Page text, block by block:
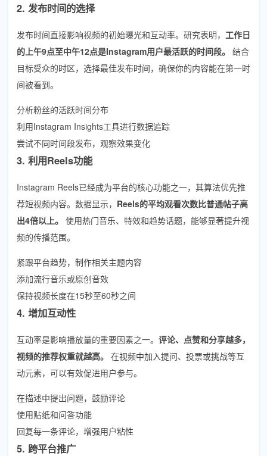
2. 发布时间的选择
发布时间直接影响视频的初始曝光和互动率。研究表明， 工作日
的上午9点至中午12点是Instagram用户最活跃的时间段。 结合
目标受众的时区，选择最佳发布时间，确保你的内容能在第一时
间被看到。
分析粉丝的活跃时间分布
利用Instagram Insights工具进行数据追踪
尝试不同时间段发布，观察效果变化
3. 利用Reels功能
Instagram Reels已经成为平台的核心功能之一，其算法优先推
荐短视频内容。数据显示， Reels的平均观看次数比普通帖子高
出4倍以上。 使用热门音乐、特效和趋势话题，能够显著提升视
频的传播范围。
紧跟平台趋势，制作相关主题内容
添加流行音乐或原创音效
保持视频长度在15秒至60秒之间
4. 增加互动性
互动率是影响播放量的重要因素之一。 评论、点赞和分享越多，
视频的推荐权重就越高。 在视频中加入提问、投票或挑战等互
动元素，可以有效促进用户参与。
在描述中提出问题，鼓励评论
使用贴纸和问答功能
回复每一条评论，增强用户粘性
5. 跨平台推广